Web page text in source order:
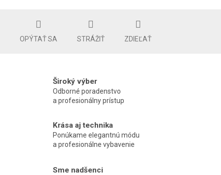
OPÝTAŤ SA STRÁŽIŤ ZDIEĽAŤ
Široký výber
Odborné poradenstvo
a profesionálny prístup
Krása aj technika
Ponúkame elegantnú módu
a profesionálne vybavenie
Sme nadšenci